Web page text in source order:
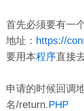
首先必须要有一
地址： https://
要用本程序直接
申请的时候回调
名/return.PHP